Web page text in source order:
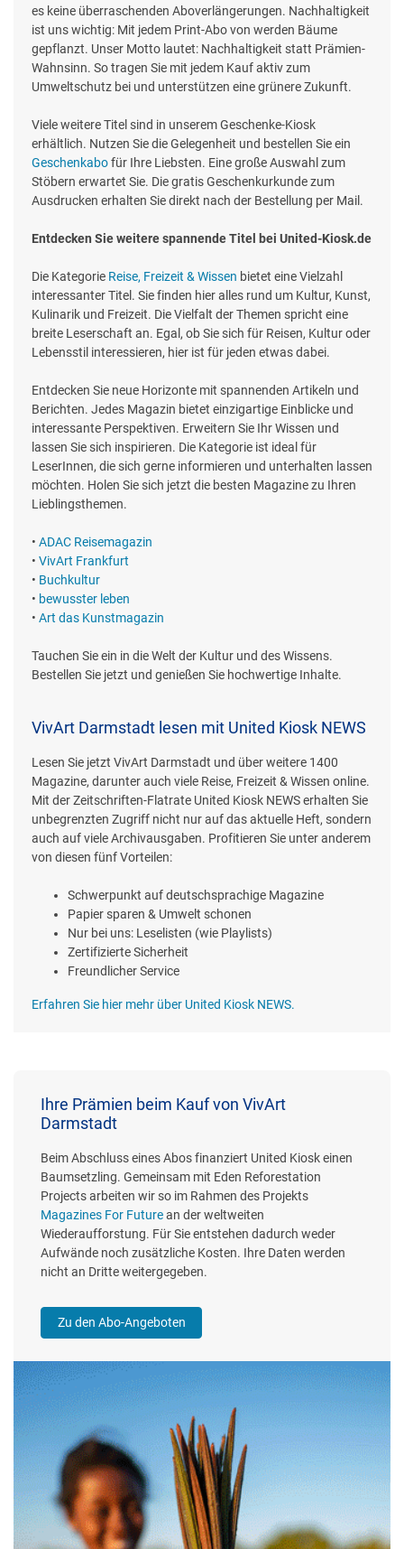
es keine überraschenden Aboverlängerungen. Nachhaltigkeit
ist uns wichtig: Mit jedem Print-Abo von werden Bäume
gepflanzt. Unser Motto lautet: Nachhaltigkeit statt Prämien-
Wahnsinn. So tragen Sie mit jedem Kauf aktiv zum
Umweltschutz bei und unterstützen eine grünere Zukunft.
Viele weitere Titel sind in unserem Geschenke-Kiosk
erhältlich. Nutzen Sie die Gelegenheit und bestellen Sie ein
Geschenkabofür Ihre Liebsten. Eine große Auswahl zum
Stöbern erwartet Sie. Die gratis Geschenkurkunde zum
Ausdrucken erhalten Sie direkt nach der Bestellung per Mail.
Entdecken Sie weitere spannende Titel bei United-Kiosk.de
Die Kategorie Reise, Freizeit & Wissen bietet eine Vielzahl
interessanter Titel. Sie finden hier alles rund um Kultur, Kunst,
Kulinarik und Freizeit. Die Vielfalt der Themen spricht eine
breite Leserschaft an. Egal, ob Sie sich für Reisen, Kultur oder
Lebensstil interessieren, hier ist für jeden etwas dabei.
Entdecken Sie neue Horizonte mit spannenden Artikeln und
Berichten. Jedes Magazin bietet einzigartige Einblicke und
interessante Perspektiven. Erweitern Sie Ihr Wissen und
lassen Sie sich inspirieren. Die Kategorie ist ideal für
LeserInnen, die sich gerne informieren und unterhalten lassen
möchten. Holen Sie sich jetzt die besten Magazine zu Ihren
Lieblingsthemen.
• ADAC Reisemagazin
• VivArt Frankfurt
• Buchkultur
• bewusster leben
• Art das Kunstmagazin
Tauchen Sie ein in die Welt der Kultur und des Wissens.
Bestellen Sie jetzt und genießen Sie hochwertige Inhalte.
VivArt Darmstadt lesen mit United Kiosk NEWS
Lesen Sie jetzt VivArt Darmstadt und über weitere 1400
Magazine, darunter auch viele Reise, Freizeit & Wissen online.
Mit der Zeitschriften-Flatrate United Kiosk NEWS erhalten Sie
unbegrenzten Zugriff nicht nur auf das aktuelle Heft, sondern
auch auf viele Archivausgaben. Profitieren Sie unter anderem
von diesen fünf Vorteilen:
Schwerpunkt auf deutschsprachige Magazine
Papier sparen & Umwelt schonen
Nur bei uns: Leselisten (wie Playlists)
Zertifizierte Sicherheit
Freundlicher Service
Erfahren Sie hier mehr über United Kiosk NEWS.
Ihre Prämien beim Kauf von VivArt
Darmstadt
Beim Abschluss eines Abos finanziert United Kiosk einen
Baumsetzling. Gemeinsam mit Eden Reforestation
Projects arbeiten wir so im Rahmen des Projekts
Magazines For Futurean der weltweiten
Wiederaufforstung. Für Sie entstehen dadurch weder
Aufwände noch zusätzliche Kosten. Ihre Daten werden
nicht an Dritte weitergegeben.
Zu den Abo-Angeboten